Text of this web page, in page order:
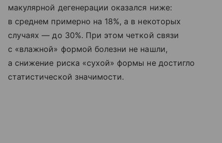
макулярной дегенерации оказался ниже:
в среднем примерно на 18%, а в некоторых
случаях — до 30%. При этом четкой связи
с «влажной» формой болезни не нашли,
а снижение риска «сухой» формы не достигло
статистической значимости.